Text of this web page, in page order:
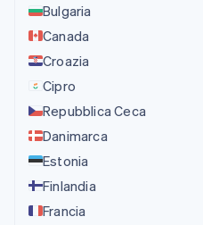
Bulgaria
Canada
Croazia
Cipro
Repubblica Ceca
Danimarca
Estonia
Finlandia
Francia